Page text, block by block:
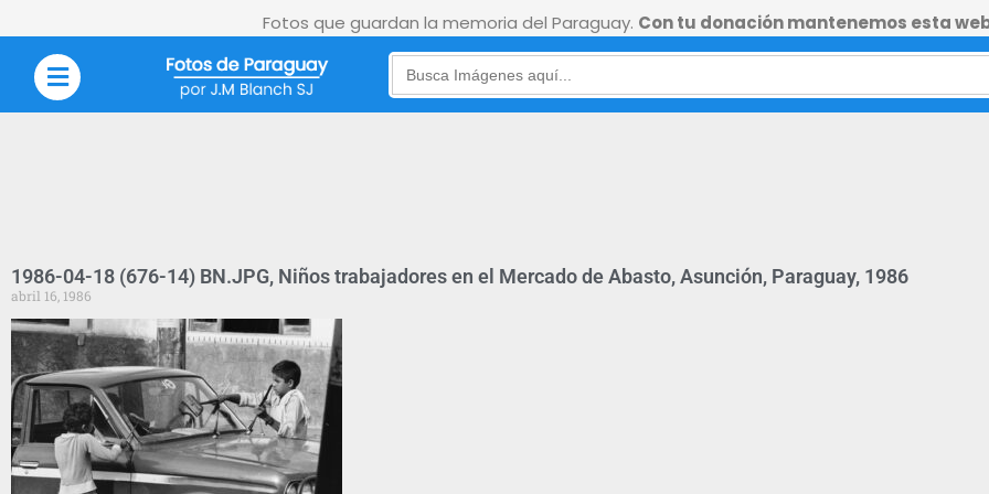
Fotos que guardan la memoria del Paraguay. Con tu donación mantenemos esta
Search
for:
1986-04-18 (676-14) BN.JPG, Niños trabajadores en el Mercado de Abasto, Asunción, Paraguay, 1986
abril 16, 1986